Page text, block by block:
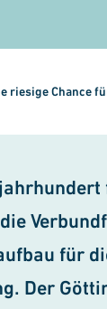
riesige Chance
für
Der